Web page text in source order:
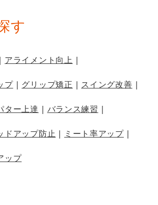
す
アライメント向上
プ グリップ矯正 スイング改善
ター上達 バランス練習
ドアップ防止 ミート率アップ
ップ